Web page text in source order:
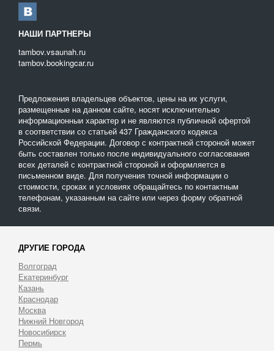
Объем разрабатываемого котлована;
План территории;
Категории грунтов, с которыми будет вестись работа.
НАШИ ПАРТНЕРЫ
tambov.vsaunah.ru
tambov.bookingcar.ru
Предложения владельцев объектов, цены на их услуги,
размещенные на данном сайте, носят исключительно
информационныи характер и не являются публичной офертой
в соответствии со статьей 437 Гражданского кодекса
Российской Федерации. Договор с контрактной стороной может
быть составлен только после индивидуального согласования
всех деталей с контрактной стороной и оформляется в
письменном виде. Для получения точной информации о
стоимости, сроках и условиях обращайтесь по контактным
телефонам, указанным на сайте или через форму обратной
связи.
ДРУГИЕ ГОРОДА
Волгоград
Екатеринбург
Казань
Краснодар
Москва
Нижний Новгород
Новосибирск
Пермь